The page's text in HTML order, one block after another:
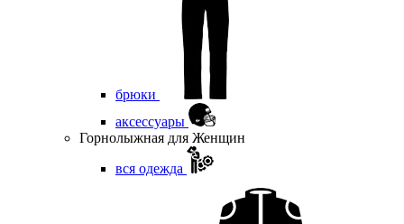
брюки
аксессуары
Горнолыжная для Женщин
вся одежда